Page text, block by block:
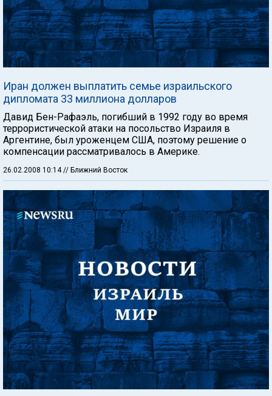
Иран должен выплатить семье израильского
дипломата 33 миллиона долларов
Давид Бен-Рафаэль, погибший в 1992 году во время
террористической атаки на посольство Израиля в
Аргентине, был уроженцем США, поэтому решение о
компенсации рассматривалось в Америке.
26.02.2008 10:14 // Ближний Восток